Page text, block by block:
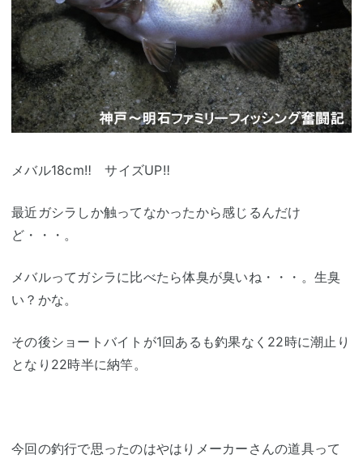
メバル18cm‼ サイズUP‼
最近ガシラしか触ってなかったから感じるんだけ
ど・・・。
メバルってガシラに比べたら体臭が臭いね・・・。生臭
い？かな。
その後ショートバイトが1回あるも釣果なく22時に潮止り
となり22時半に納竿。
今回の釣行で思ったのはやはりメーカーさんの道具って